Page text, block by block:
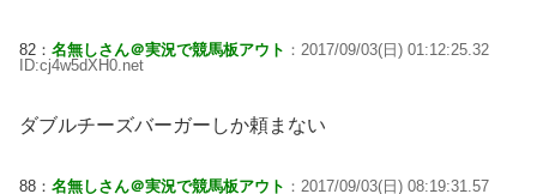
82： 名無しさん＠実況で競馬板アウト ：2017/09/03(日) 01:12:25.32
ID:cj4w5dXH0.net
ダブルチーズバーガーしか頼まない
88： 名無しさん＠実況で競馬板アウト ：2017/09/03(日) 08:19:31.57